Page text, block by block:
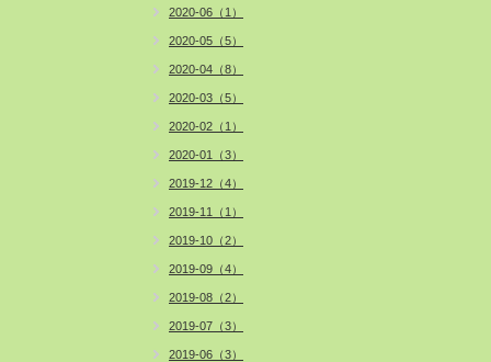
2020-06（1）
2020-05（5）
2020-04（8）
2020-03（5）
2020-02（1）
2020-01（3）
2019-12（4）
2019-11（1）
2019-10（2）
2019-09（4）
2019-08（2）
2019-07（3）
2019-06（3）